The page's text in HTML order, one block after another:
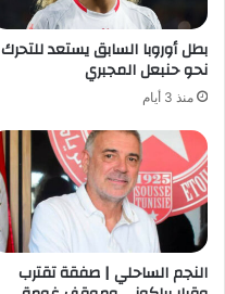
بطل أوروبا السابق يستعد للتحرك
نحو حنبعل المجبري
منذ 3 أيام
النجم الساحلي | صفقة تقترب